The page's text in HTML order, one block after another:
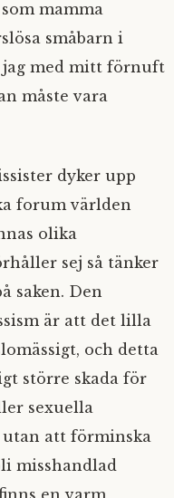
mamma
småbarn i
jag med mitt förnuft
måste vara
dyker upp
forum världen
olika
sej så tänker
saken. Den
är att det lilla
och detta
större skada för
sexuella
utan att förminska
misshandlad
en varm,